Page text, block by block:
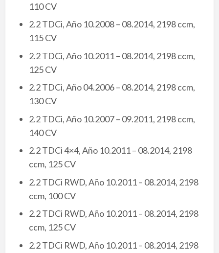
110 CV
2.2 TDCi, Año 10.2008 – 08.2014, 2198 ccm,
115 CV
2.2 TDCi, Año 10.2011 – 08.2014, 2198 ccm,
125 CV
2.2 TDCi, Año 04.2006 – 08.2014, 2198 ccm,
130 CV
2.2 TDCi, Año 10.2007 – 09.2011, 2198 ccm,
140 CV
2.2 TDCi 4×4, Año 10.2011 – 08.2014, 2198
ccm, 125 CV
2.2 TDCi RWD, Año 10.2011 – 08.2014, 2198
ccm, 100 CV
2.2 TDCi RWD, Año 10.2011 – 08.2014, 2198
ccm, 125 CV
2.2 TDCi RWD, Año 10.2011 – 08.2014, 2198